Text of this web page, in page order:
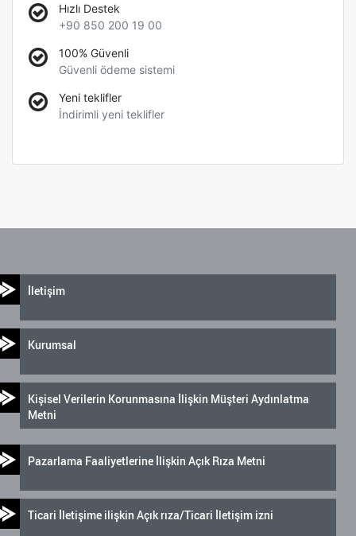
Hızlı Destek
+90 850 200 19 00
100% Güvenli
Güvenli ödeme sistemi
Yeni teklifler
İndirimli yeni teklifler
İletişim
Kurumsal
Kişisel Verilerin Korunmasına İlişkin Müşteri Aydınlatma
Metni
Pazarlama Faaliyetlerine İlişkin Açık Rıza Metni
Ticari İletişime ilişkin Açık rıza/Ticari İletişim izni